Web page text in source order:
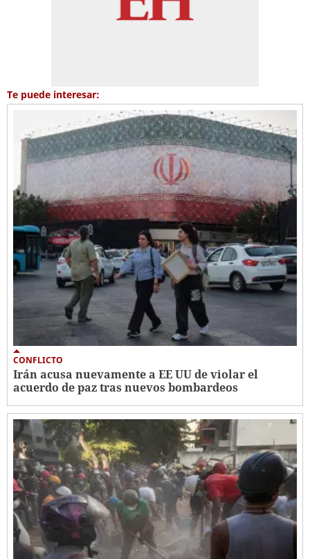
Te puede interesar:
CONFLICTO
Irán acusa nuevamente a EE UU de violar el
acuerdo de paz tras nuevos bombardeos